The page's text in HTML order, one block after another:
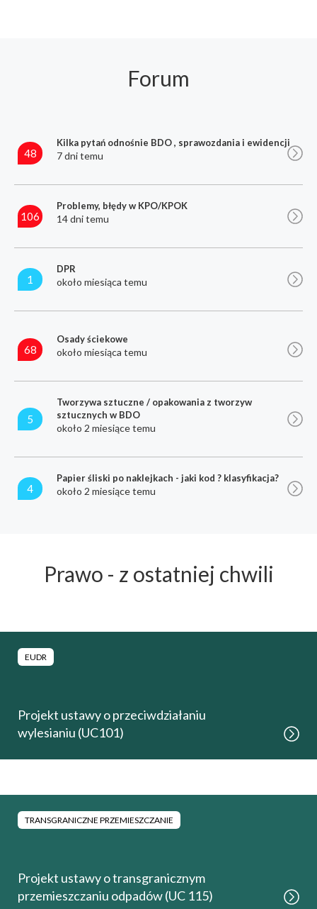
Forum
48
Kilka pytań odnośnie BDO , sprawozdania i ewidencji
7 dni temu
106
Problemy, błędy w KPO/KPOK
14 dni temu
1
DPR
około miesiąca temu
68
Osady ściekowe
około miesiąca temu
5
Tworzywa sztuczne / opakowania z tworzyw
sztucznych w BDO
około 2 miesiące temu
4
Papier śliski po naklejkach - jaki kod ? klasyfikacja?
około 2 miesiące temu
Prawo - z ostatniej chwili
EUDR
Projekt ustawy o przeciwdziałaniu
wylesianiu (UC101)
TRANSGRANICZNE PRZEMIESZCZANIE
Projekt ustawy o transgranicznym
przemieszczaniu odpadów (UC 115)